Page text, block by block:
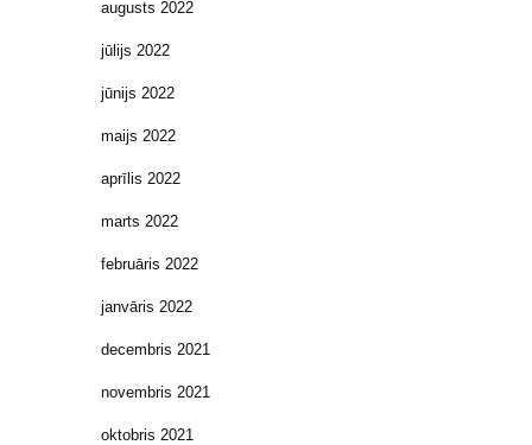
augusts 2022
jūlijs 2022
jūnijs 2022
maijs 2022
aprīlis 2022
marts 2022
februāris 2022
janvāris 2022
decembris 2021
novembris 2021
oktobris 2021